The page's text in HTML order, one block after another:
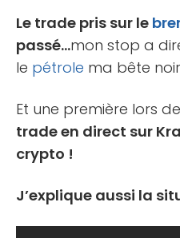
Le trade pris sur le
passé…mon stop a
le pétrole ma bête
Et une première lors
trade en direct sur
crypto !
J’explique aussi la